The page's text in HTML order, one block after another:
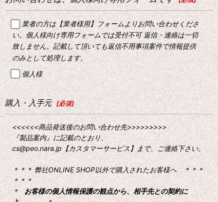
業者の方は【業者様用】フォームよりお問い合わせくださ
い。個人様向け専用フォームでは受付不可 返信・連絡は一切
致しません。記載して頂いても返信不用事項案件で情報提供
のみとして処理します。
個人様
購入・入手元 [必須]
<<<<<<商品発送後のお問い合わせ先>>>>>>>>>
『製品案内』に記載のとおり、
cs@peo.nara.jp【カスタマーサービス】まで、ご連絡下さい。
＊＊＊ 弊社ONLINE SHOP以外で購入されたお客様へ ＊＊＊
＊＊＊
＊お客様の個人情報保護の観点から、相手先との契約に